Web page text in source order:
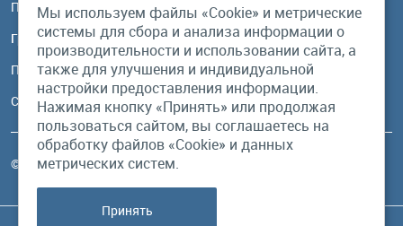
Посмотреть на карте
График работы
Пн-Пт: с 10:00 до 18:00
Сб, Вс: выходной
© Бурый Медведь MMXXVI. Все права защищены.
Мы используем файлы «Cookie» и метрические
системы для сбора и анализа информации о
производительности и использовании сайта, а
также для улучшения и индивидуальной
настройки предоставления информации.
Нажимая кнопку «Принять» или продолжая
пользоваться сайтом, вы соглашаетесь на
обработку файлов «Cookie» и данных
метрических систем.
Принять